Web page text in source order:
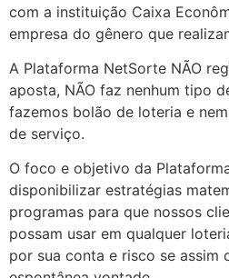
com a instituição Caixa
empresa do gênero que
A Plataforma NetSorte NÃO
aposta, NÃO faz nenhum tipo
fazemos bolão de loteria e
de serviço.
O foco e objetivo da
disponibilizar estratégias
programas para que nossos
possam usar em qualquer
por sua conta e risco se assim